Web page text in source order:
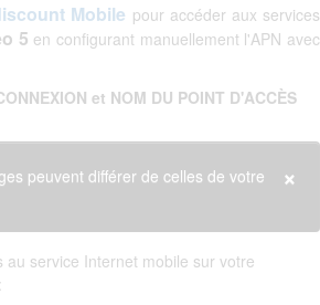
Mobile pour accéder aux services
5 en configurant manuellement l'APN avec
et NOM DU POINT D'ACCÈS
×
peuvent différer de celles de votre
service Internet mobile sur votre